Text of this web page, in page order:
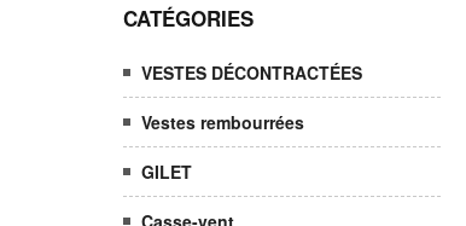
CATÉGORIES
VESTES DÉCONTRACTÉES
Vestes rembourrées
GILET
Casse-vent